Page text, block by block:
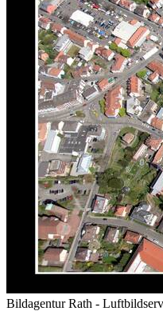
Bildagentur Rath -